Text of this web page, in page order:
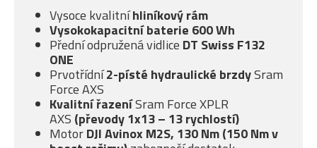
Vysoce kvalitníhliníkový rám
Vysokokapacitní baterie 600 Wh
Přední odpružená vidlice DT Swiss F132
ONE
Prvotřídní2-písté hydraulické brzdySram
Force AXS
Kvalitní řazeníSram Force XPLR
AXS (převody 1x13 – 13 rychlostí)
MotorDJI Avinox M2S, 130 Nm (150 Nm v